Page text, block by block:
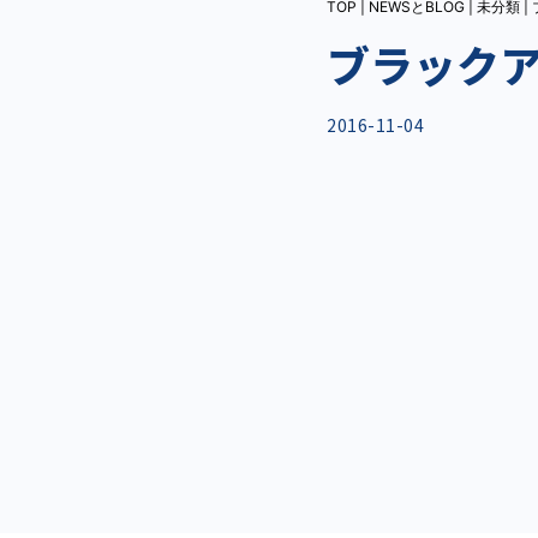
TOP NEWSとBLOG 未分類
ブラック
2016-11-04